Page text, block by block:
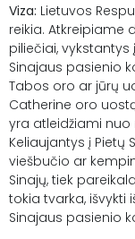
Viza: Lietuvos
reikia. Atkreipiame
piliečiai, vykstantys
Sinajaus pasienio
Tabos oro ar jūrų
Catherine oro
yra atleidžiami nuo
Keliaujantys į Pietų
viešbučio ar
Sinajų, tiek
tokia tvarka, išvykti
Sinajaus pasienio